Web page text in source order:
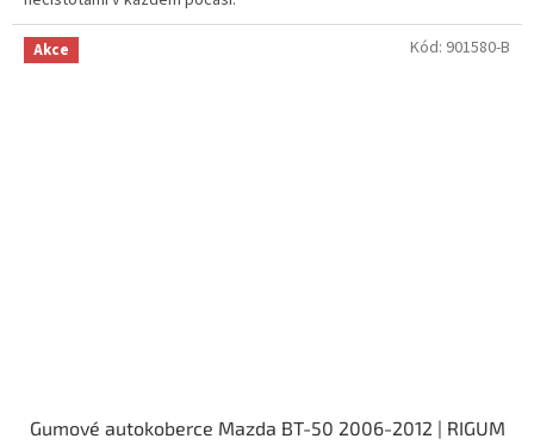
Akce
Gumové autokoberce Mazda BT-50 2006-2012 | RIGUM
Kód: 901580-B